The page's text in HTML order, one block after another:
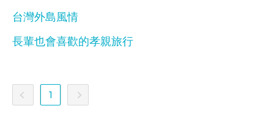
台灣外島風情
長輩也會喜歡的孝親旅行
1